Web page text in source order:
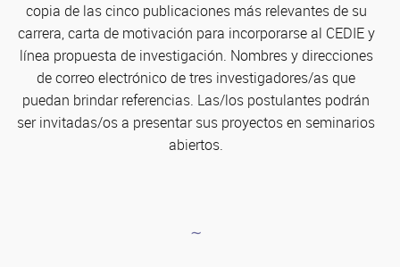
copia de las cinco publicaciones más relevantes de su
carrera, carta de motivación para incorporarse al CEDIE y
línea propuesta de investigación. Nombres y direcciones
de correo electrónico de tres investigadores/as que
puedan brindar referencias. Las/los postulantes podrán
ser invitadas/os a presentar sus proyectos en seminarios
abiertos.
∼